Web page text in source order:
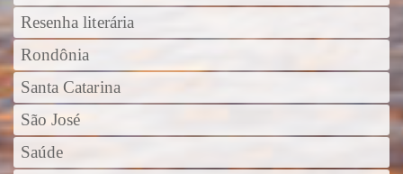
Resenha literária
Rondônia
Santa Catarina
São José
Saúde